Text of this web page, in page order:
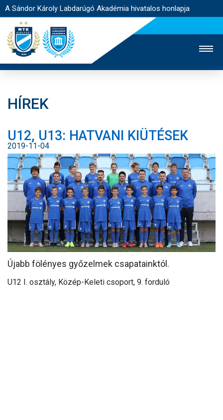
A Sándor Károly Labdarúgó Akadémia hivatalos honlapja
JEGYÉRTÉKESÍTÉS
WEBSHOP
STADION
EGYESÜLET
KAPCSOLAT
NYITÓLAP
HÍREK
AKADÉMIA
CSAPATOK
MÉRKŐZÉSEK
GALÉRIA
HÍREK
U12, U13: HATVANI KIÜTÉSEK
2019-11-04
Újabb fölényes győzelmek csapatainktól.
U12 I. osztály, Közép-Keleti csoport, 9. forduló